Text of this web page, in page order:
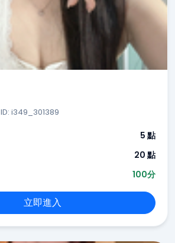
ID: i349_301389
5 點
20 點
100分
立即進入